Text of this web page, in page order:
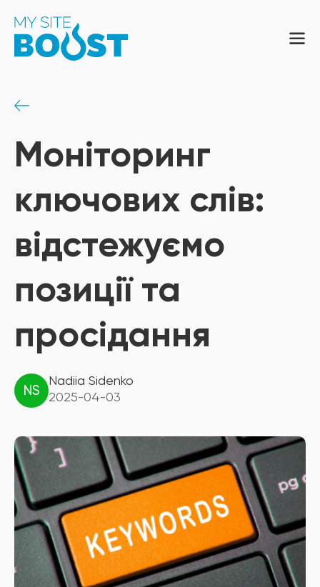
Моніторинг
ключових слів:
відстежуємо
позиції та
просідання
NS
Nadiia Sidenko
2025-04-03